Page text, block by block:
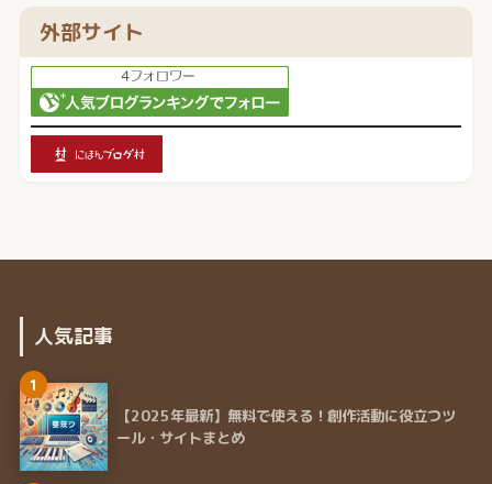
外部サイト
人気記事
1
【2025年最新】無料で使える！創作活動に役立つツ
ール・サイトまとめ